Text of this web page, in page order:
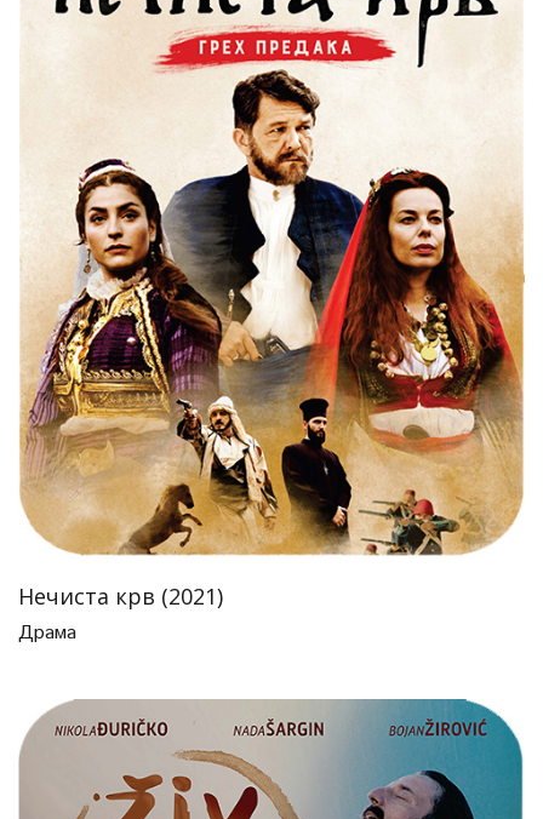
Нечиста крв (2021)
Драма